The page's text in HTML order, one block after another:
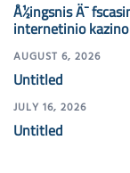
Å½ingsnis Ä¯
internetinio
AUGUST 6, 2026
Untitled
JULY 16, 2026
Untitled